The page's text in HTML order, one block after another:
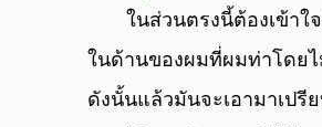
ในส่วนตรงนี้ต้องเข้
ในด้านของผมที่ผมท่าโดยไ
ดังนั้นแล้วมันจะเอามาเป